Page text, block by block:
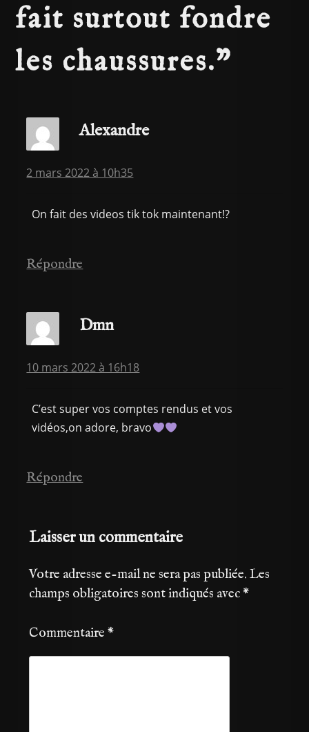
fait surtout fondre
les chaussures.”
Alexandre
2 mars 2022 à 10h35
On fait des videos tik tok maintenant!?
Répondre
Dmn
10 mars 2022 à 16h18
C’est super vos comptes rendus et vos
vidéos,on adore, bravo
Répondre
Laisser un commentaire
Votre adresse e-mail ne sera pas publiée. Les
champs obligatoires sont indiqués avec*
Commentaire *